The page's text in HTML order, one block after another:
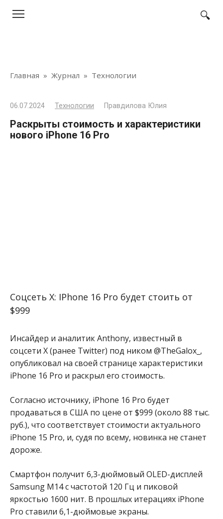
Главная » Журнал » Технологии
06.07.2024 Технологии Правдилова Юлия
Раскрыты стоимость и характеристики
нового iPhone 16 Pro
Соцсеть X: IPhone 16 Pro будет стоить от
$999
Инсайдер и аналитик Anthony, известный в
соцсети X (ранее Twitter) под ником @TheGalox_,
опубликовал на своей странице характеристики
iPhone 16 Pro и раскрыл его стоимость.
Согласно источнику, iPhone 16 Pro будет
продаваться в США по цене от $999 (около 88 тыс.
руб.), что соответствует стоимости актуального
iPhone 15 Pro, и, судя по всему, новинка не станет
дороже.
Смартфон получит 6,3-дюймовый OLED-дисплей
Samsung M14 с частотой 120 Гц и пиковой
яркостью 1600 нит. В прошлых итерациях iPhone
Pro ставили 6,1-дюймовые экраны.